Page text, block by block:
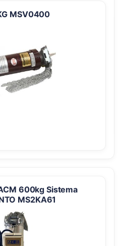
MSV0400
600kg Sistema
MS2KA61